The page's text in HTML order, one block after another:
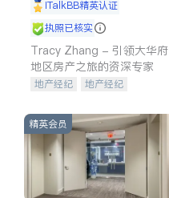
iTalkBB精英认证
执照已核实
Tracy Zhang - 引领大华府
地区房产之旅的资深专家
地产经纪
地产经纪
商铺租售
开发商建商
精英会员